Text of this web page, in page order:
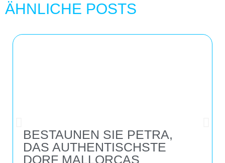
ÄHNLICHE POSTS
BESTAUNEN SIE PETRA,
DAS AUTHENTISCHSTE
DORF MALLORCAS